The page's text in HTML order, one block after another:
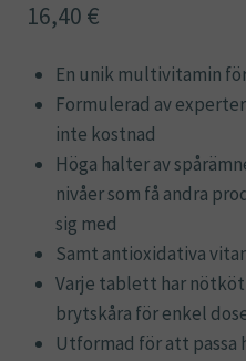
16,40 €
En unik multivitamin
Formulerad av
inte kostnad
Höga halter av
nivåer som få andra
sig med
Samt antioxidativa
Varje tablett har
brytskåra för enkel
Utformad för att passa